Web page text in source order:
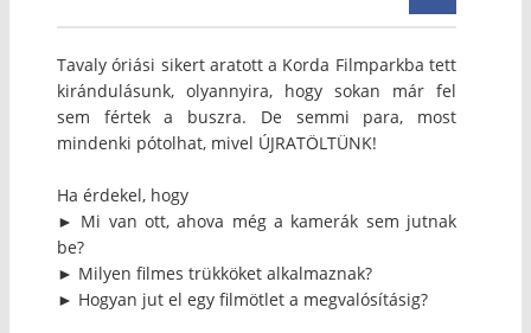
Tavaly óriási sikert aratott a Korda Filmparkba tett
kirándulásunk, olyannyira, hogy sokan már fel
sem fértek a buszra. De semmi para, most
mindenki pótolhat, mivel ÚJRATÖLTÜNK!
Ha érdekel, hogy
► Mi van ott, ahova még a kamerák sem jutnak
be?
► Milyen filmes trükköket alkalmaznak?
► Hogyan jut el egy filmötlet a megvalósításig?